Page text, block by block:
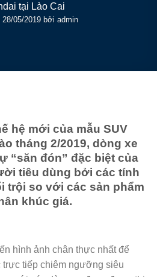
tại Lào Cai
28/05/2019 bởi admin
hệ mới của mẫu SUV
tháng 2/2019, dòng xe
“săn đón” đặc biệt của
tiêu dùng bởi các tính
trội so với các sản phẩm
khúc giá.
hình ảnh chân thực nhất để
tiếp chiêm ngưỡng siêu